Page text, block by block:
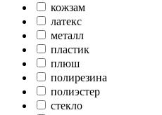
кожзам
латекс
металл
пластик
плюш
полирезина
полиэстер
стекло